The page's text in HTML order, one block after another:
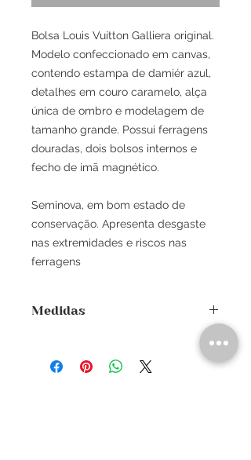
Bolsa Louis Vuitton Galliera original.
Modelo confeccionado em canvas,
contendo estampa de damiér azul,
detalhes em couro caramelo, alça
única de ombro e modelagem de
tamanho grande. Possui ferragens
douradas, dois bolsos internos e
fecho de imã magnético.
Seminova, em bom estado de
conservação. Apresenta desgaste
nas extremidades e riscos nas
ferragens
Medidas
Profundidade: 11,5cm